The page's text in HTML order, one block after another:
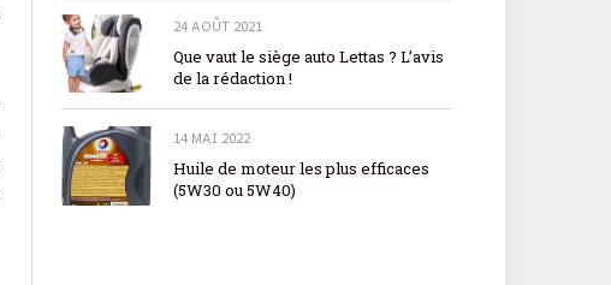
24 AOÛT 2021
Que vaut le siège auto Lettas ? L’avis
de la rédaction !
14 MAI 2022
Huile de moteur les plus efficaces
(5W30 ou 5W40)